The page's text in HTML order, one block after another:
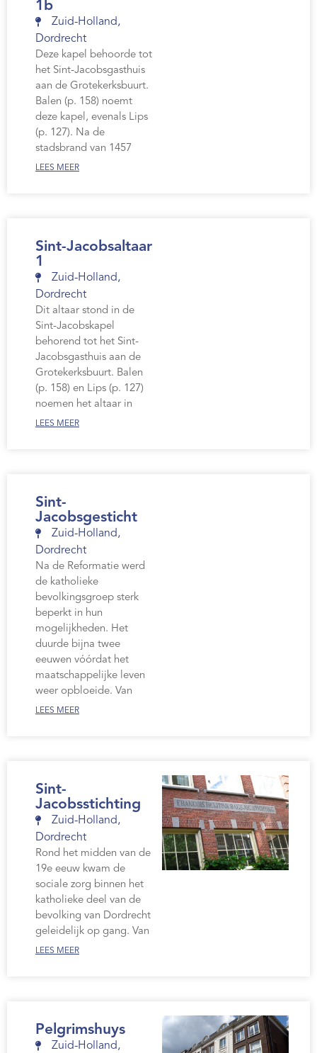
1b
Zuid-Holland,
Dordrecht
Deze kapel behoorde tot
het Sint-Jacobsgasthuis
aan de Grotekerksbuurt.
Balen (p. 158) noemt
deze kapel, evenals Lips
(p. 127). Na de
stadsbrand van 1457
LEES MEER
Sint-Jacobsaltaar
1
Zuid-Holland,
Dordrecht
Dit altaar stond in de
Sint-Jacobskapel
behorend tot het Sint-
Jacobsgasthuis aan de
Grotekerksbuurt. Balen
(p. 158) en Lips (p. 127)
noemen het altaar in
LEES MEER
Sint-
Jacobsgesticht
Zuid-Holland,
Dordrecht
Na de Reformatie werd
de katholieke
bevolkingsgroep sterk
beperkt in hun
mogelijkheden. Het
duurde bijna twee
eeuwen vóórdat het
maatschappelijke leven
weer opbloeide. Van
LEES MEER
Sint-
Jacobsstichting
Zuid-Holland,
Dordrecht
Rond het midden van de
19e eeuw kwam de
sociale zorg binnen het
katholieke deel van de
bevolking van Dordrecht
geleidelijk op gang. Van
LEES MEER
Pelgrimshuys
Zuid-Holland,